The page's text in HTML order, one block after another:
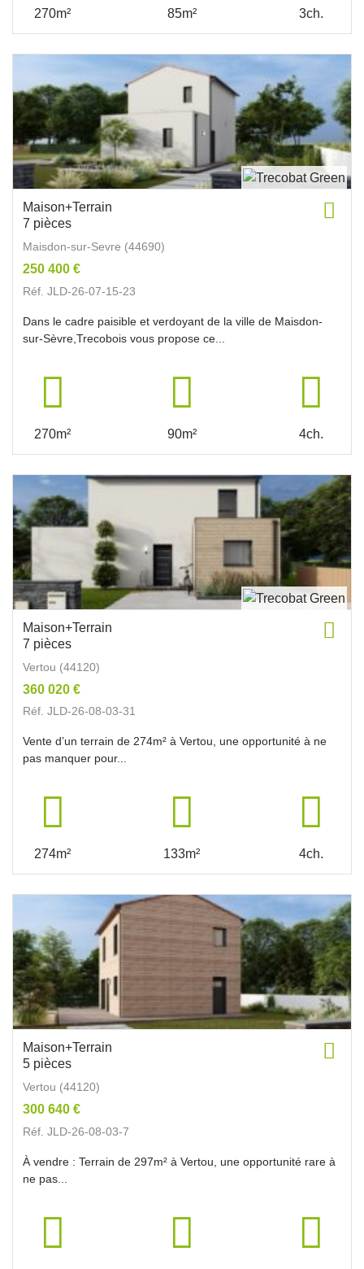
270m² 85m² 3ch.
Maison+Terrain
7 pièces
Maisdon-sur-Sevre (44690)
250 400 €
Réf. JLD-26-07-15-23
Dans le cadre paisible et verdoyant de la ville de Maisdon-
sur-Sèvre,Trecobois vous propose ce...
270m² 90m² 4ch.
Maison+Terrain
7 pièces
Vertou (44120)
360 020 €
Réf. JLD-26-08-03-31
Vente d’un terrain de 274m² à Vertou, une opportunité à ne
pas manquer pour...
274m² 133m² 4ch.
Maison+Terrain
5 pièces
Vertou (44120)
300 640 €
Réf. JLD-26-08-03-7
À vendre : Terrain de 297m² à Vertou, une opportunité rare à
ne pas...